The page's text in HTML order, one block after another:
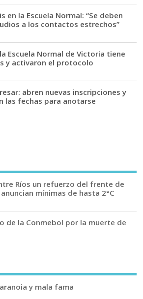
en la Escuela Normal: “Se deben
a los contactos estrechos”
Escuela Normal de Victoria tiene
y activaron el protocolo
abren nuevas inscripciones y
las fechas para anotarse
Ríos un refuerzo del frente de
mínimas de hasta 2°C
de la Conmebol por la muerte de
y mala fama